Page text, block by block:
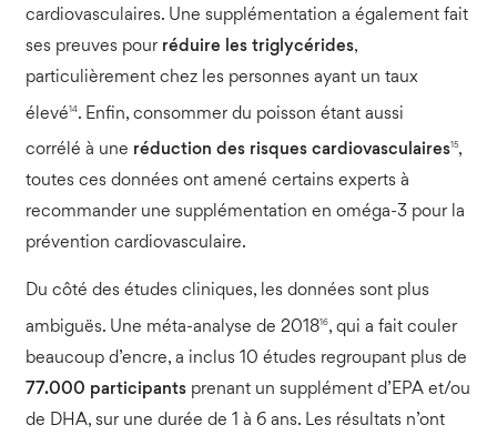
cardiovasculaires. Une supplémentation a également fait
ses preuves pourréduire les triglycérides,
particulièrement chez les personnes ayant un taux
élevé14. Enfin, consommer du poisson étant aussi
corrélé à une réduction des risques cardiovasculaires15,
toutes ces données ont amené certains experts à
recommander une supplémentation en oméga-3 pour la
prévention cardiovasculaire.
Du côté des études cliniques, les données sont plus
ambiguës. Une méta-analyse de 201816, qui a fait couler
beaucoup d’encre, a inclus 10 études regroupant plus de
77.000 participantsprenant un supplément d’EPA et/ou
de DHA, sur une durée de 1 à 6 ans. Les résultats n’ont